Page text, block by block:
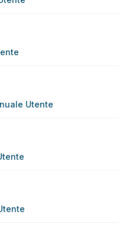
Utente